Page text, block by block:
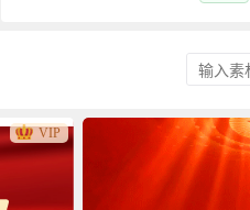
VIP